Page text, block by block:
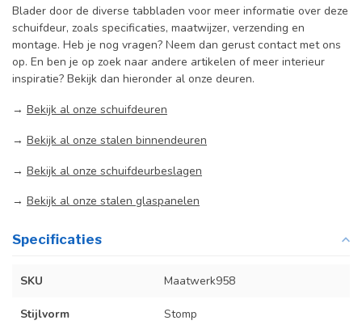
Blader door de diverse tabbladen voor meer informatie over deze
schuifdeur, zoals specificaties, maatwijzer, verzending en
montage. Heb je nog vragen? Neem dan gerust contact met ons
op. En ben je op zoek naar andere artikelen of meer interieur
inspiratie? Bekijk dan hieronder al onze deuren.
→ Bekijk al onze schuifdeuren
→ Bekijk al onze stalen binnendeuren
→ Bekijk al onze schuifdeurbeslagen
→ Bekijk al onze stalen glaspanelen
Specificaties
SKU Maatwerk958
Stijlvorm Stomp